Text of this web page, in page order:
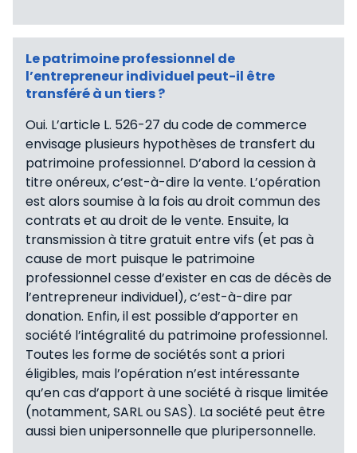
Le patrimoine professionnel de
l’entrepreneur individuel peut-il être
transféré à un tiers ?
Oui. L’article L. 526-27 du code de commerce
envisage plusieurs hypothèses de transfert du
patrimoine professionnel. D’abord la cession à
titre onéreux, c’est-à-dire la vente. L’opération
est alors soumise à la fois au droit commun des
contrats et au droit de le vente. Ensuite, la
transmission à titre gratuit entre vifs (et pas à
cause de mort puisque le patrimoine
professionnel cesse d’exister en cas de décès de
l’entrepreneur individuel), c’est-à-dire par
donation. Enfin, il est possible d’apporter en
société l’intégralité du patrimoine professionnel.
Toutes les forme de sociétés sont a priori
éligibles, mais l’opération n’est intéressante
qu’en cas d’apport à une société à risque limitée
(notamment, SARL ou SAS). La société peut être
aussi bien unipersonnelle que pluripersonnelle.